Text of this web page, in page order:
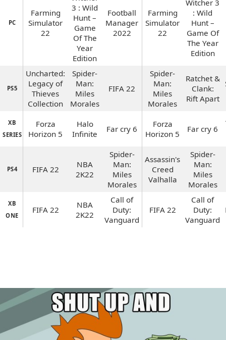
PC
Farming
Simulator
22
3 : Wild
Hunt –
Game
Of The
Year
Edition
Football
Manager
2022
Farming
Simulator
22
Witcher 3
: Wild
Hunt –
Game Of
The Year
Edition
PS5
Uncharted:
Legacy of
Thieves
Collection
Spider-
Man:
Miles
Morales
FIFA 22
Spider-
Man:
Miles
Morales
Ratchet &
Clank:
Rift Apart
XB
SERIES
Forza
Horizon 5
Halo
Infinite
Far cry 6
Forza
Horizon 5
Far cry 6
PS4 FIFA 22
NBA
2K22
Spider-
Man:
Miles
Morales
Assassin's
Creed
Valhalla
Spider-
Man:
Miles
Morales
XB
ONE
FIFA 22
NBA
2K22
Call of
Duty:
Vanguard
FIFA 22
Call of
Duty:
Vanguard